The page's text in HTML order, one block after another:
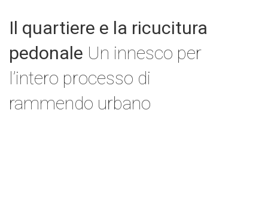
Giambellino Un progetto di
Il quartiere e la ricucitura
pedonale Un innesco per
l’intero processo di
rammendo urbano